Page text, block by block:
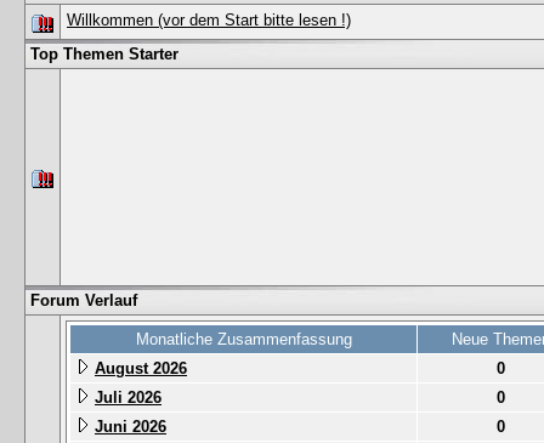
Willkommen (vor dem Start bitte lesen !)
Top Themen Starter
Forum Verlauf
Monatliche Zusammenfassung
Neue
August 2026
0
Juli 2026
0
Juni 2026
0